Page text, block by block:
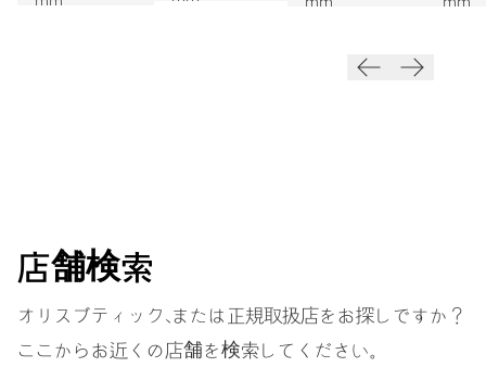
ストラップ
ヘリテージボックス、証明書
店舗検索
オリスブティック、または正規取扱店をお探しですか？
ここからお近くの店舗を検索してください。